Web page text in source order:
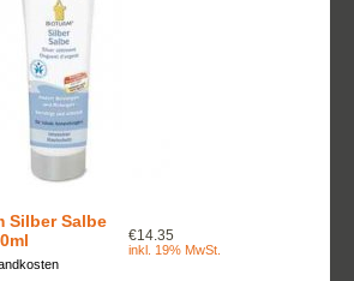
Silber Salbe
€14.35
inkl. 19% MwSt.